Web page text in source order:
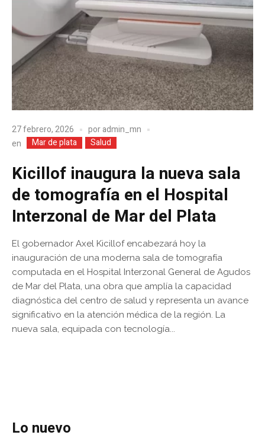
27 febrero, 2026 poradmin_mn
en
Mar de plata Salud
Kicillof inaugura la nueva sala
de tomografía en el Hospital
Interzonal de Mar del Plata
El gobernador Axel Kicillof encabezará hoy la
inauguración de una moderna sala de tomografía
computada en el Hospital Interzonal General de Agudos
de Mar del Plata, una obra que amplía la capacidad
diagnóstica del centro de salud y representa un avance
significativo en la atención médica de la región. La
nueva sala, equipada con tecnología...
Lo nuevo